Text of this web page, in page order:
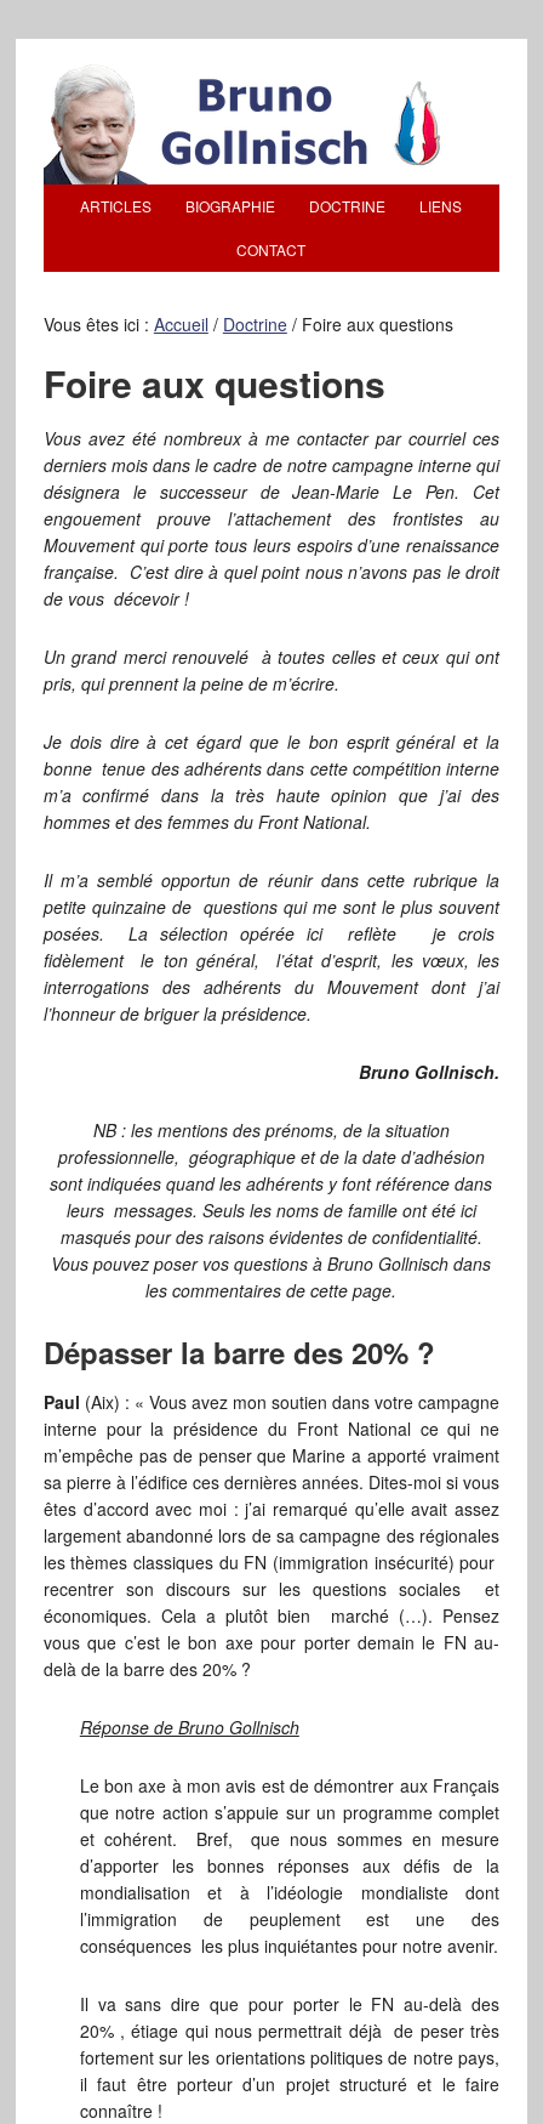
ARTICLES BIOGRAPHIE DOCTRINE LIENS
CONTACT
Vous êtes ici : Accueil / Doctrine /Foire aux questions
Foire aux questions
Vous avez été nombreux à me contacter par courriel ces
derniers mois dans le cadre de notre campagne interne qui
désignera le successeur de Jean-Marie Le Pen. Cet
engouement prouve l’attachement des frontistes au
Mouvement qui porte tous leurs espoirs d’une renaissance
française. C’est dire à quel point nous n’avons pas le droit
de vous décevoir !
Un grand merci renouvelé à toutes celles et ceux qui ont
pris, qui prennent la peine de m’écrire.
Je dois dire à cet égard que le bon esprit général et la
bonne tenue des adhérents dans cette compétition interne
m’a confirmé dans la très haute opinion que j’ai des
hommes et des femmes du Front National.
Il m’a semblé opportun de réunir dans cette rubrique la
petite quinzaine de questions qui me sont le plus souvent
posées. La sélection opérée ici reflète je crois
fidèlement le ton général, l’état d’esprit, les vœux, les
interrogations des adhérents du Mouvement dont j’ai
l’honneur de briguer la présidence.
Bruno Gollnisch.
NB : les mentions des prénoms, de la situation
professionnelle, géographique et de la date d’adhésion
sont indiquées quand les adhérents y font référence dans
leurs messages. Seuls les noms de famille ont été ici
masqués pour des raisons évidentes de confidentialité.
Vous pouvez poser vos questions à Bruno Gollnisch dans
les commentaires de cette page.
Dépasser la barre des 20% ?
Paul (Aix) : « Vous avez mon soutien dans votre campagne
interne pour la présidence du Front National ce qui ne
m’empêche pas de penser que Marine a apporté vraiment
sa pierre à l’édifice ces dernières années. Dites-moi si vous
êtes d’accord avec moi : j’ai remarqué qu’elle avait assez
largement abandonné lors de sa campagne des régionales
les thèmes classiques du FN (immigration insécurité) pour
recentrer son discours sur les questions sociales et
économiques. Cela a plutôt bien marché (…). Pensez
vous que c’est le bon axe pour porter demain le FN au-
delà de la barre des 20% ?
Réponse de Bruno Gollnisch
Le bon axe à mon avis est de démontrer aux Français
que notre action s’appuie sur un programme complet
et cohérent. Bref, que nous sommes en mesure
d’apporter les bonnes réponses aux défis de la
mondialisation et à l’idéologie mondialiste dont
l’immigration de peuplement est une des
conséquences les plus inquiétantes pour notre avenir.
Il va sans dire que pour porter le FN au-delà des
20% , étiage qui nous permettrait déjà de peser très
fortement sur les orientations politiques de notre pays,
il faut être porteur d’un projet structuré et le faire
connaître !